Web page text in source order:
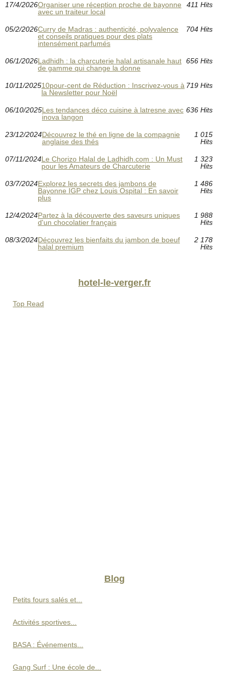
17/4/2026Organiser une réception proche de bayonne
avec un traiteur local
411 Hits
05/2/2026Curry de Madras : authenticité, polyvalence
et conseils pratiques pour des plats
intensément parfumés
704 Hits
06/1/2026Ladhidh : la charcuterie halal artisanale haut
de gamme qui change la donne
656 Hits
10/11/202510pour-cent de Réduction : Inscrivez-vous à
la Newsletter pour Noël
719 Hits
06/10/2025Les tendances déco cuisine à latresne avec
inova langon
636 Hits
23/12/2024Découvrez le thé en ligne de la compagnie
anglaise des thés
1 015
Hits
07/11/2024Le Chorizo Halal de Ladhidh.com : Un Must
pour les Amateurs de Charcuterie
1 323
Hits
03/7/2024Explorez les secrets des jambons de
Bayonne IGP chez Louis Ospital : En savoir
plus
1 486
Hits
12/4/2024Partez à la découverte des saveurs uniques
d'un chocolatier français
1 988
Hits
08/3/2024Découvrez les bienfaits du jambon de boeuf
halal premium
2 178
Hits
hotel-le-verger.fr
Top Read
Blog
Petits fours salés et...
Activités sportives...
BASA : Événements...
Gang Surf : Une école de...